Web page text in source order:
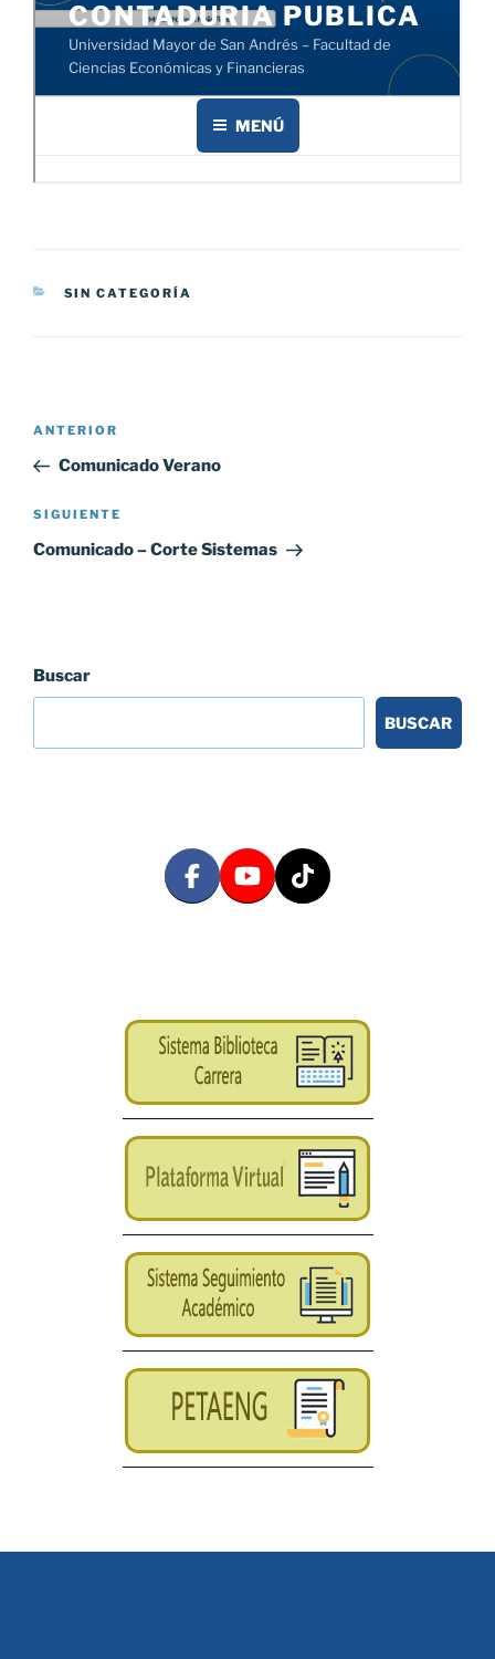
CATEGORÍAS
SIN CATEGORÍA
Navegación
entradas
Entrada
anterior:
ANTERIOR
Comunicado Verano
Siguiente
entrada
SIGUIENTE
Comunicado – Corte Sistemas
Buscar
BUSCAR